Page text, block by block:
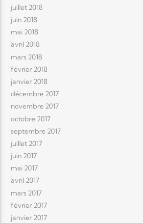
juillet 2018
juin 2018
mai 2018
avril 2018
mars 2018
février 2018
janvier 2018
décembre 2017
novembre 2017
octobre 2017
septembre 2017
juillet 2017
juin 2017
mai 2017
avril 2017
mars 2017
février 2017
janvier 2017